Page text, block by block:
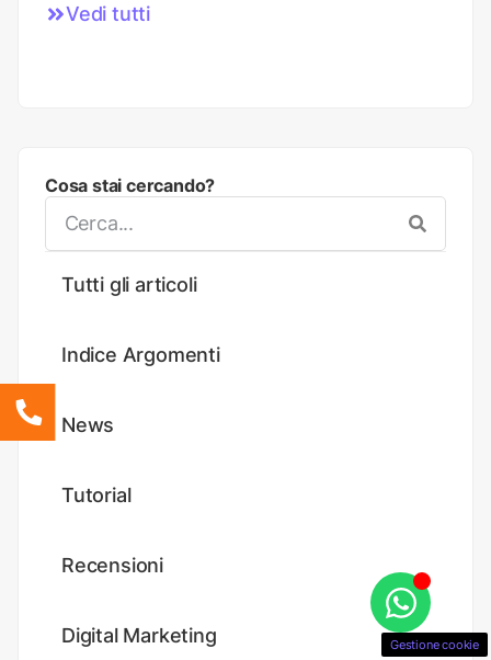
Vedi tutti
Cosa stai cercando?
Tutti gli articoli
Indice Argomenti
News
Tutorial
Recensioni
Digital Marketing Gestione cookie